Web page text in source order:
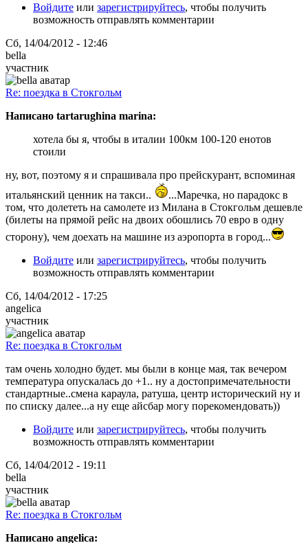
Войдите или зарегистрируйтесь, чтобы получить
возможность отправлять комментарии
Сб, 14/04/2012 - 12:46
bella
участник
Re: поездка в Стокгольм
Написано tartarughina marina:
хотела бы я, чтобы в италии 100км 100-120 енотов
стоили
ну, вот, поэтому я и спрашивала про прейскурант, вспоминая
итальянский ценник на такси..
...Маречка, но парадокс в
том, что долететь на самолете из Милана в Стокгольм дешевле
(билеты на прямой рейс на двоих обошлись 70 евро в одну
сторону), чем доехать на машине из аэропорта в город...
Войдите или зарегистрируйтесь, чтобы получить
возможность отправлять комментарии
Сб, 14/04/2012 - 17:25
angelica
участник
Re: поездка в Стокгольм
там очень холодно будет. мы были в конце мая, так вечером
температура опускалась до +1.. ну а достопримечательности
стандартные..смена караула, ратуша, центр исторический ну и
по списку далее...а ну еще айсбар могу порекомендовать))
Войдите или зарегистрируйтесь, чтобы получить
возможность отправлять комментарии
Сб, 14/04/2012 - 19:11
bella
участник
Re: поездка в Стокгольм
Написано angelica: